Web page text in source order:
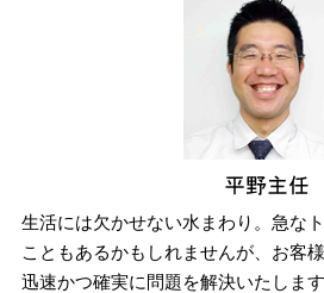
生活には欠かせない水まわり。急な
こともあるかもしれませんが、お客
迅速かつ確実に問題を解決いたしま